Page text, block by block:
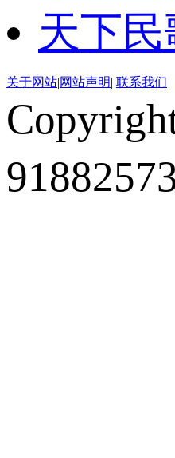
天下
关于网站|网站声明| 联系我们